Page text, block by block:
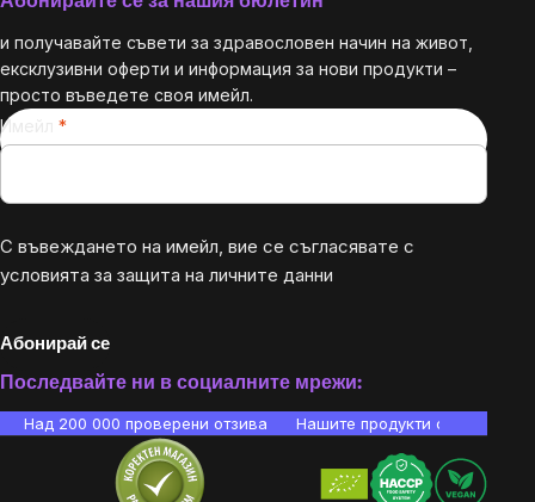
и получавайте съвети за здравословен начин на живот,
ексклузивни оферти и информация за нови продукти –
просто въведете своя имейл.
Имейл
С въвеждането на имейл, вие се съгласявате с
условията за защита на личните данни
Абонирай се
Последвайте ни в социалните мрежи:
Над 200 000 проверени отзива Нашите продукти са